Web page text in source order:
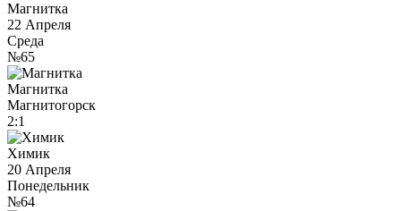
Магнитка
22 Апреля
Среда
№65
Магнитка
Магнитогорск
2:1
Химик
20 Апреля
Понедельник
№64